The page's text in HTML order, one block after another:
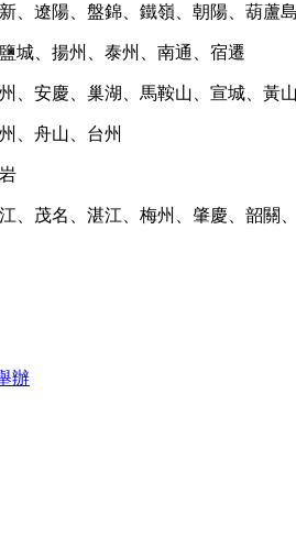
、遼陽、盤錦、鐵嶺、朝陽、葫蘆島
城、揚州、泰州、南通、宿遷
、安慶、巢湖、馬鞍山、宣城、黃
、舟山、台州
、茂名、湛江、梅州、肇慶、韶關
辦